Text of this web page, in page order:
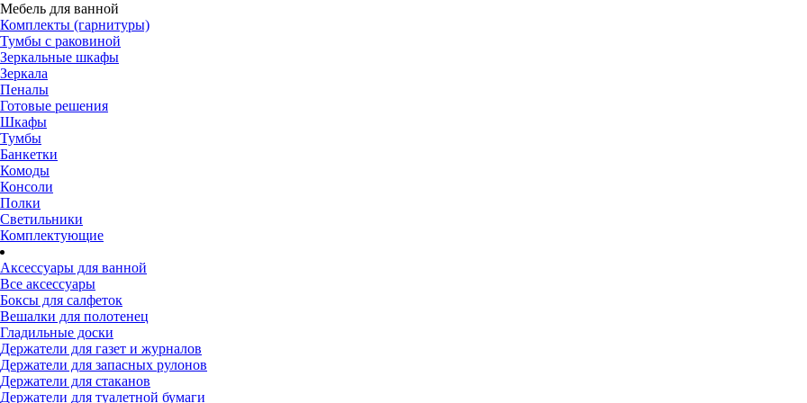
Мебель для ванной
Комплекты (гарнитуры)
Тумбы с раковиной
Зеркальные шкафы
Зеркала
Пеналы
Готовые решения
Шкафы
Тумбы
Банкетки
Комоды
Консоли
Полки
Светильники
Комплектующие
Аксессуары для ванной
Все аксессуары
Боксы для салфеток
Вешалки для полотенец
Гладильные доски
Держатели для газет и журналов
Держатели для запасных рулонов
Держатели для стаканов
Держатели для туалетной бумаги